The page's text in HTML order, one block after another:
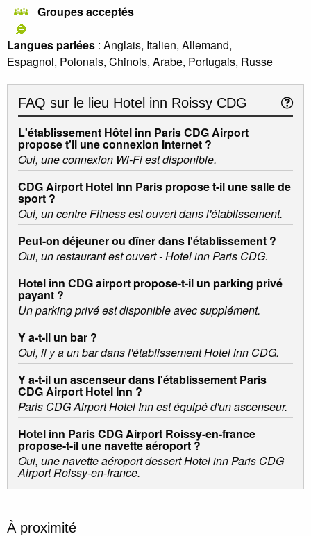
Groupes acceptés
Langues parlées : Anglais, Italien, Allemand,
Espagnol, Polonais, Chinois, Arabe, Portugais, Russe
FAQ sur le lieu Hotel inn Roissy CDG
L'établissement Hôtel inn Paris CDG Airport
propose t'il une connexion Internet ?
Oui, une connexion Wi-Fi est disponible.
CDG Airport Hotel Inn Paris propose t-il une salle de
sport ?
Oui, un centre Fitness est ouvert dans l'établissement.
Peut-on déjeuner ou dîner dans l'établissement ?
Oui, un restaurant est ouvert - Hotel inn Paris CDG.
Hotel inn CDG airport propose-t-il un parking privé
payant ?
Un parking privé est disponible avec supplément.
Y a-t-il un bar ?
Oui, il y a un bar dans l'établissement Hotel inn CDG.
Y a-t-il un ascenseur dans l'établissement Paris
CDG Airport Hotel Inn ?
Paris CDG Airport Hotel Inn est équipé d'un ascenseur.
Hotel inn Paris CDG Airport Roissy-en-france
propose-t-il une navette aéroport ?
Oui, une navette aéroport dessert Hotel inn Paris CDG
Airport Roissy-en-france.
À proximité